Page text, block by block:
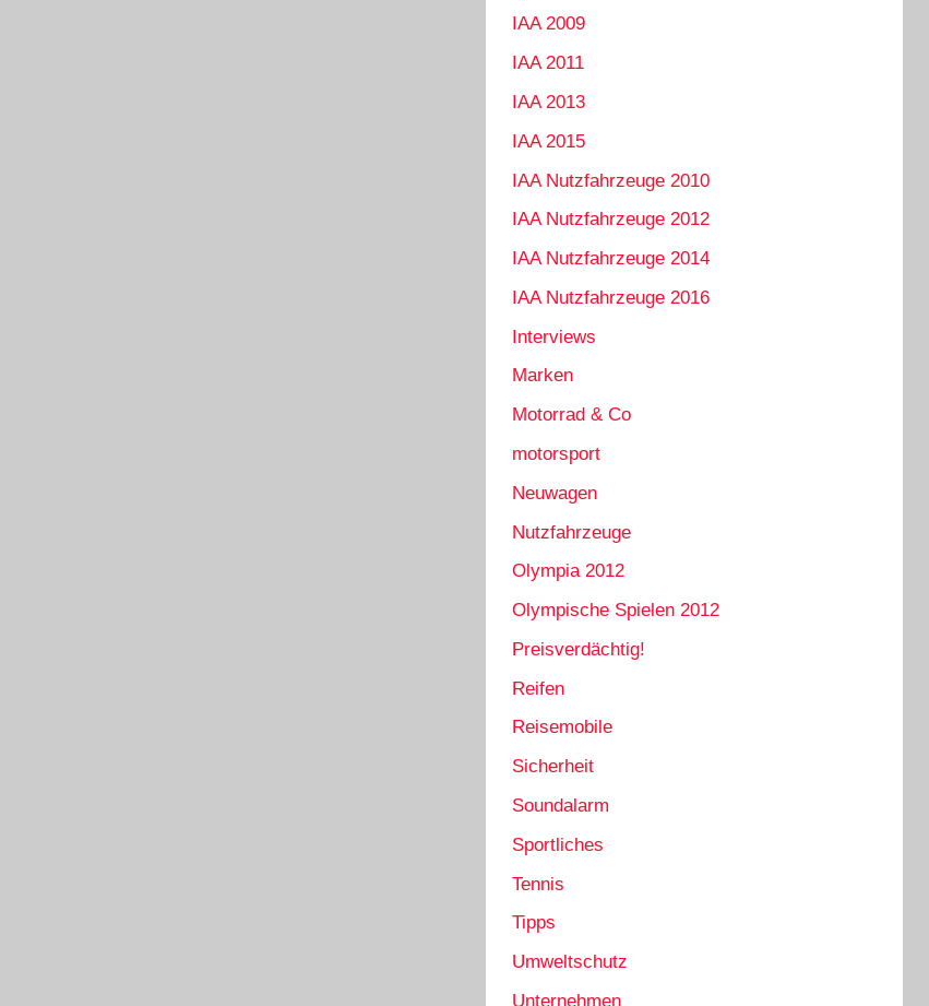
IAA 2009
IAA 2011
IAA 2013
IAA 2015
IAA Nutzfahrzeuge 2010
IAA Nutzfahrzeuge 2012
IAA Nutzfahrzeuge 2014
IAA Nutzfahrzeuge 2016
Interviews
Marken
Motorrad & Co
motorsport
Neuwagen
Nutzfahrzeuge
Olympia 2012
Olympische Spielen 2012
Preisverdächtig!
Reifen
Reisemobile
Sicherheit
Soundalarm
Sportliches
Tennis
Tipps
Umweltschutz
Unternehmen